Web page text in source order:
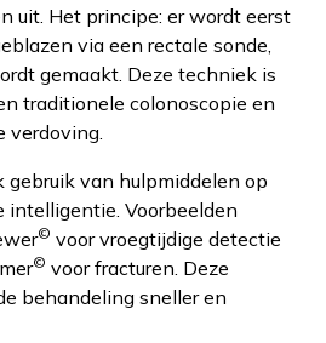
uit. Het principe: er wordt eerst
via een rectale sonde,
gemaakt. Deze techniek is
traditionele colonoscopie en
verdoving.
gebruik van hulpmiddelen op
intelligentie. Voorbeelden
© voor vroegtijdige detectie
© voor fracturen. Deze
behandeling sneller en